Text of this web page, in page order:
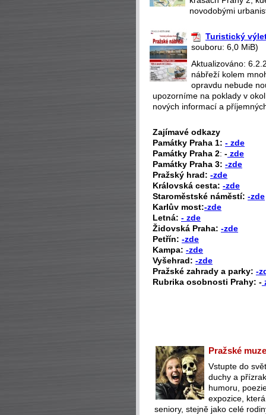
novodobými
Turistický
souboru: 6,0 MiB)
Aktualizováno:
nábřeží kolem
opravdu nebude
upozorníme na poklady v
nových informací a
Zajímavé odkazy
Památky Praha 1: - zde
Památky Praha 2: - zde
Památky Praha 3: -zde
Pražský hrad: -zde
Královská cesta: -zde
Staroměstské náměstí: -zde
Karlův most:-zde
Letná: - zde
Židovská Praha: -zde
Petřín: -zde
Kampa: -zde
Vyšehrad: -zde
Pražské zahrady a parky: -
Rubrika osobnosti Prahy: -
Pražské
Vstupte do
duchy a
humoru,
expozice,
seniory, stejně jako celé